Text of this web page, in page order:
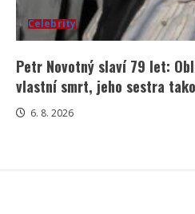
Celebrity
Petr Novotný slaví 79 let:
vlastní smrt, jeho sestra
6. 8. 2026